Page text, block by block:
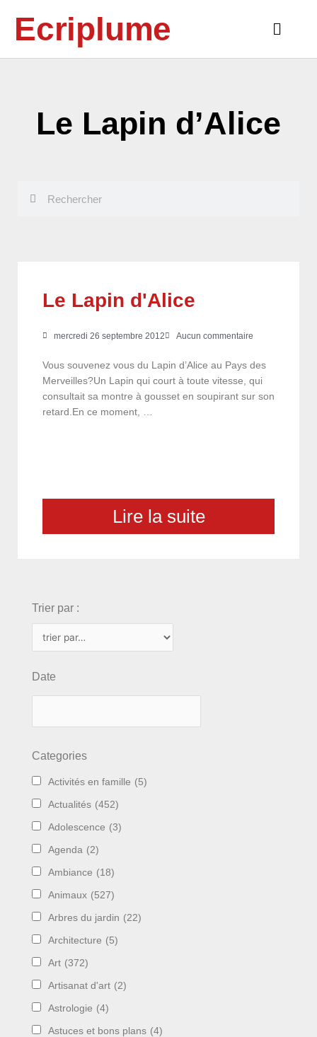
contenuEcriplume
Main
Le Lapin d’Alice
Le Lapin d'Alice
mercredi 26 septembre 2012 Aucun commentaire
Vous souvenez vous du Lapin d’Alice au Pays des
Merveilles?Un Lapin qui court à toute vitesse, qui
consultait sa montre à gousset en soupirant sur son
retard.En ce moment, …
Lire la suite
Trier par :
Date
Categories
Activités en famille (5)
Actualités (452)
Adolescence (3)
Agenda (2)
Ambiance (18)
Animaux (527)
Arbres du jardin (22)
Architecture (5)
Art (372)
Artisanat d'art (2)
Astrologie (4)
Astuces et bons plans (4)